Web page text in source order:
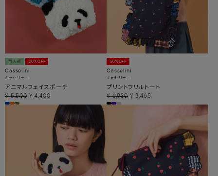
再入荷 20%OFF
Casselini
キャセリーニ
アニマルフェイスポーチ
¥ 5,500 ¥ 4,400
50%OFF
Casselini
キャセリーニ
プリントフリルトート
¥ 6,930 ¥ 3,465